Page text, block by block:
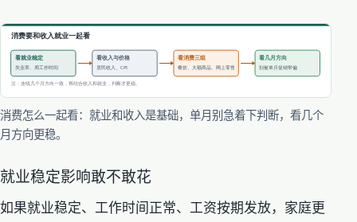
消费怎么一起看：就业和收入是基础，单月别急着下判断，看几个
月方向更稳。
就业稳定影响敢不敢花
如果就业稳定、工作时间正常、工资按期发放，家庭更